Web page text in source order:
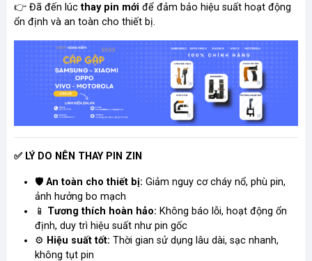
👉 Đã đến lúcthay pin mới để đảm bảo hiệu suất hoạt động
ổn định và an toàn cho thiết bị.
✅ LÝ DO NÊN THAY PIN ZIN
🛡️ An toàn cho thiết bị: Giảm nguy cơ cháy nổ, phù pin,
ảnh hưởng bo mạch
📱 Tương thích hoàn hảo: Không báo lỗi, hoạt động ổn
định, duy trì hiệu suất như pin gốc
⚙️ Hiệu suất tốt: Thời gian sử dụng lâu dài, sạc nhanh,
không tụt pin